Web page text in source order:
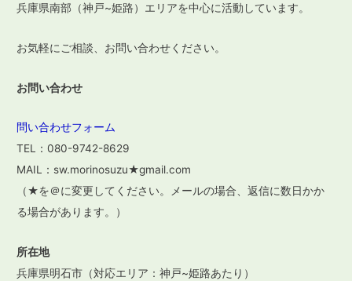
兵庫県南部（神戸~姫路）エリアを中心に活動しています。
お気軽にご相談、お問い合わせください。
お問い合わせ
問い合わせフォーム
TEL：080-9742-8629
MAIL：sw.morinosuzu★gmail.com
（★を＠に変更してください。メールの場合、返信に数日かか
る場合があります。）
所在地
兵庫県明石市（対応エリア：神戸~姫路あたり）